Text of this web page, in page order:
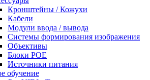
Кронштейны / Кожухи
Кабели
Модули ввода / вывода
Системы формирования изображения
Объективы
Блоки POE
Источники питания
обучение